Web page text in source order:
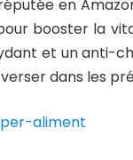
en
booster la
et un
dans les